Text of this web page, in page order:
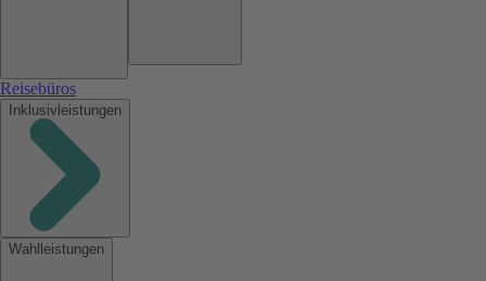
Reisebüros
Inklusivleistungen
Wahlleistungen